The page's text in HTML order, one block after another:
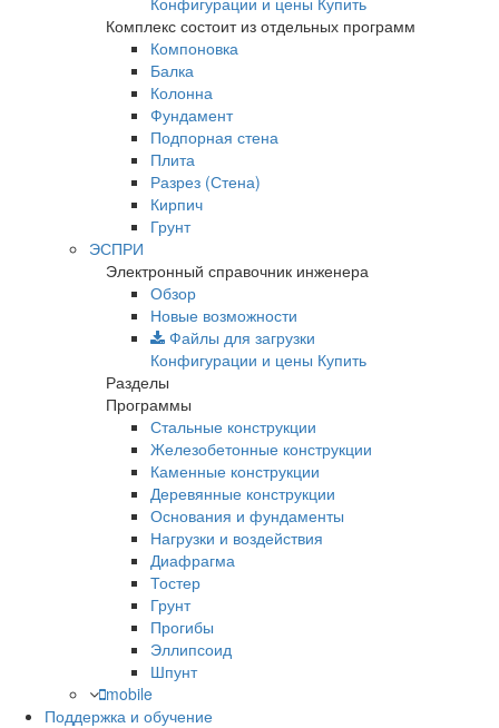
Комплекс состоит из отдельных программ
Компоновка
Балка
Колонна
Фундамент
Подпорная стена
Плита
Разрез (Стена)
Кирпич
Грунт
ЭСПРИ
Электронный справочник инженера
Обзор
Новые возможности
Файлы для загрузки
Конфигурации и цены Купить
Разделы
Программы
Стальные конструкции
Железобетонные конструкции
Каменные конструкции
Деревянные конструкции
Основания и фундаменты
Нагрузки и воздействия
Диафрагма
Тостер
Грунт
Прогибы
Эллипсоид
Шпунт
mobile
Поддержка и обучение